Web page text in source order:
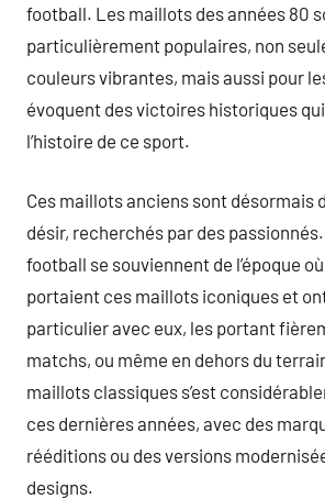
football. Les maillots des années 80
particulièrement populaires, non
couleurs vibrantes, mais aussi pour
évoquent des victoires historiques
l’histoire de ce sport.
Ces maillots anciens sont désormais
désir, recherchés par des
football se souviennent de l’époque
portaient ces maillots iconiques et
particulier avec eux, les portant
matchs, ou même en dehors du
maillots classiques s’est
ces dernières années, avec des
rééditions ou des versions
designs.